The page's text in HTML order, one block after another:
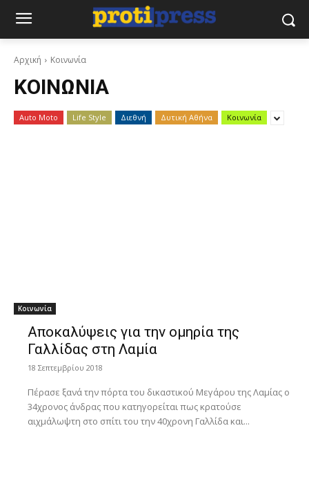
Αρχική Κοινωνία
ΚΟΙΝΩΝΊΑ
Auto Moto Life Style Διεθνή Δυτική Αθήνα Κοινωνία
Κοινωνία
Aποκαλύψεις για την ομηρία της
Γαλλίδας στη Λαμία
18 Σεπτεμβρίου 2018
Πέρασε ξανά την πόρτα του δικαστικού Μεγάρου της Λαμίας ο
34χρονος άνδρας που κατηγορείται πως κρατούσε
αιχμάλωψτη στο σπίτι του την 40χρονη Γαλλίδα και...